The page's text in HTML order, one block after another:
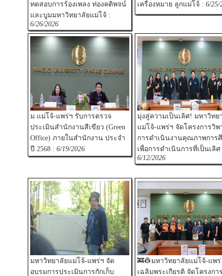
ทดสอบการร้องเพลง ท่องคติพจน์
และบูมมหาวิทยาลัยแม่โจ้ :
6/26/2026
เครื่องหมาย ลูกแม่โจ้ : 6/25/
ม.แม่โจ้-แพร่ฯ รับการตรวจ
ประเมินสำนักงานสีเขียว (Green
Office) ภายในสำนักงาน ประจำ
ปี 2568 : 6/19/2026
มุ่งสู่ความเป็นเลิศ! มหาวิทย
แม่โจ้-แพร่ฯ จัดโครงการวิพ
การดำเนินงานคุณภาพการ
เพื่อการดำเนินการที่เป็นเลิศ
6/12/2026
มหาวิทยาลัยแม่โจ้-แพร่ฯ จัด
อบรมการประเมินการกักเก็บ
🚒👷มหาวิทยาลัยแม่โจ้-แพร่
เฉลิมพระเกียรติ จัดโครงกา